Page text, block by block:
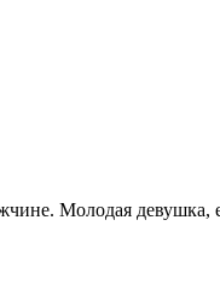
Молодая девушка,